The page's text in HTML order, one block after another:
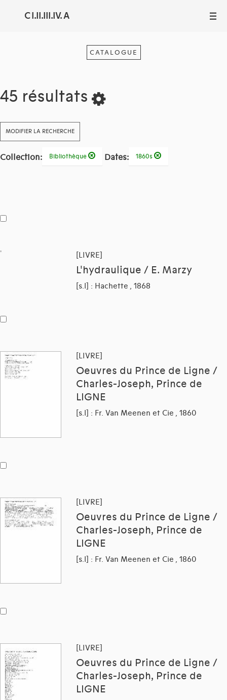
C I.II.III.IV. A III
CATALOGUE
45 résultats
MODIFIER LA RECHERCHE
Collection: Bibliothèque Dates: 1860s
[LIVRE]
L'hydraulique / E. Marzy
[s.l] : Hachette , 1868
[LIVRE]
Oeuvres du Prince de Ligne /
Charles-Joseph, Prince de
LIGNE
[s.l] : Fr. Van Meenen et Cie , 1860
[LIVRE]
Oeuvres du Prince de Ligne /
Charles-Joseph, Prince de
LIGNE
[s.l] : Fr. Van Meenen et Cie , 1860
[LIVRE]
Oeuvres du Prince de Ligne /
Charles-Joseph, Prince de
LIGNE